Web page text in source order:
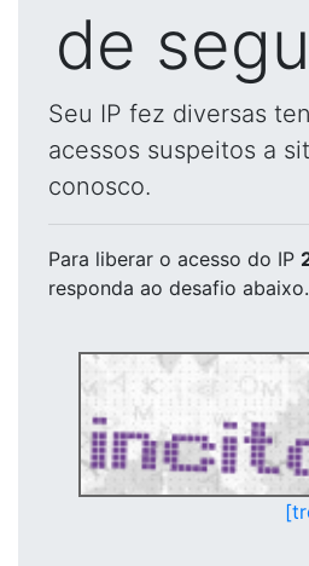
de
Seu IP fez diversas
acessos suspeitos a
conosco.
Para liberar o acesso do IP
responda ao desafio abaixo.